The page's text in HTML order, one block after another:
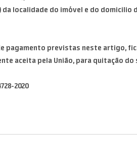
localidade do imóvel e do
pagamento previstas neste artigo,
aceita pela União, para quitação
2020